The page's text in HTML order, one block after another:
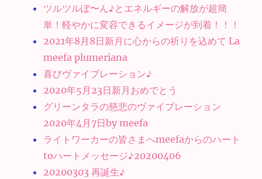
ツルツルぽ〜ん♪とエネルギーの解放が超簡
単！軽やかに変容できるイメージが到着！！！
2021年8月8日新月に心からの祈りを込めて La
meefa plumeriana
喜びヴァイブレーション♪
2020年5月23日新月おめでとう
グリーンタラの慈悲のヴァイブレーション
2020年4月7日by meefa
ライトワーカーの皆さまへmeefaからのハート
toハートメッセージ♪20200406
20200303 再誕生♪